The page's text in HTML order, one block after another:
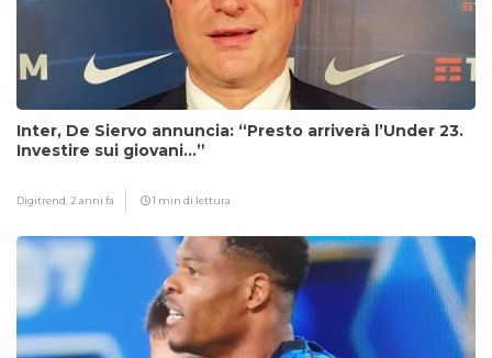
Inter, De Siervo annuncia: “Presto arriverà l’Under 23.
Investire sui giovani…”
Digitrend, 2 anni fa 1 min di lettura